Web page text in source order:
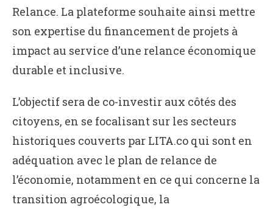
Relance. La plateforme souhaite ainsi mettre
son expertise du financement de projets à
impact au service d’une relance économique
durable et inclusive.
L’objectif sera de co-investir aux côtés des
citoyens, en se focalisant sur les secteurs
historiques couverts par LITA.co qui sont en
adéquation avec le plan de relance de
l’économie, notamment en ce qui concerne la
transition agroécologique, la